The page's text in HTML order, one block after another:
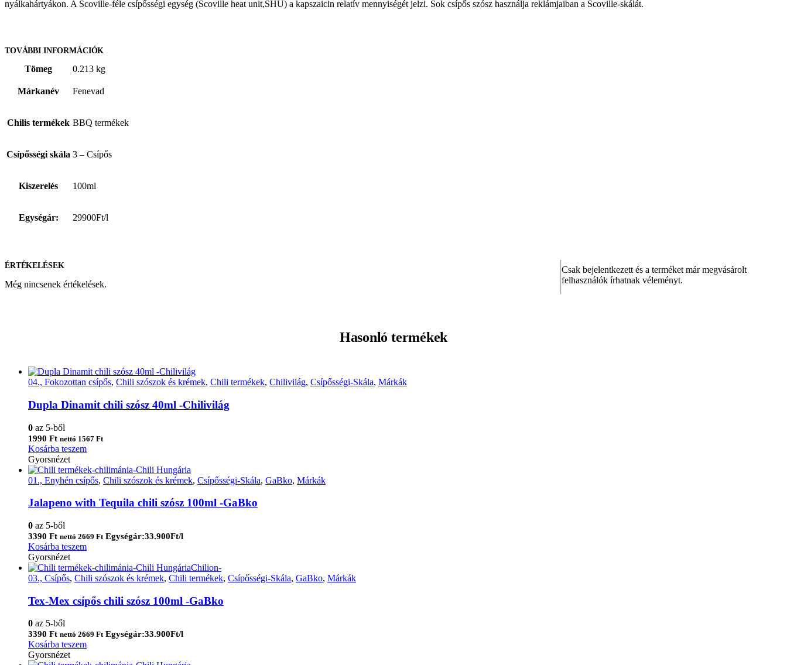
nyálkahártyákon. A Scoville-féle csípősségi egység (Scoville heat unit,SHU) a kapszaicin relatív mennyiségét jelzi. Sok csípős szósz használja reklámjaiban a Scoville-skálát.
TOVÁBBI INFORMÁCIÓK
Tömeg 0.213 kg
Márkanév Fenevad
Chilis termékek BBQ termékek
Csípősségi skála 3 – Csípős
Kiszerelés 100ml
Egységár: 29900Ft/l
ÉRTÉKELÉSEK
Még nincsenek értékelések.
Csak bejelentkezett és a terméket már megvásárolt
felhasználók írhatnak véleményt.
Hasonló termékek
04., Fokozottan csípős, Chili szószok és krémek, Chili termékek, Chilivilág, Csípősségi-Skála, Márkák
Dupla Dinamit chili szósz 40ml -Chilivilág
0 az 5-ből
1990 Ft nettó 1567 Ft
Kosárba teszem
Gyorsnézet
01., Enyhén csípős, Chili szószok és krémek, Csípősségi-Skála, GaBko, Márkák
Jalapeno with Tequila chili szósz 100ml -GaBko
0 az 5-ből
3390 Ft nettó 2669 Ft Egységár:33.900Ft/l
Kosárba teszem
Gyorsnézet
03., Csípős, Chili szószok és krémek, Chili termékek, Csípősségi-Skála, GaBko, Márkák
Tex-Mex csípős chili szósz 100ml -GaBko
0 az 5-ből
3390 Ft nettó 2669 Ft Egységár:33.900Ft/l
Kosárba teszem
Gyorsnézet